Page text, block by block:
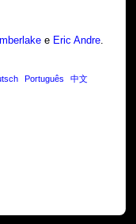
e Eric Andre.
Português 中文